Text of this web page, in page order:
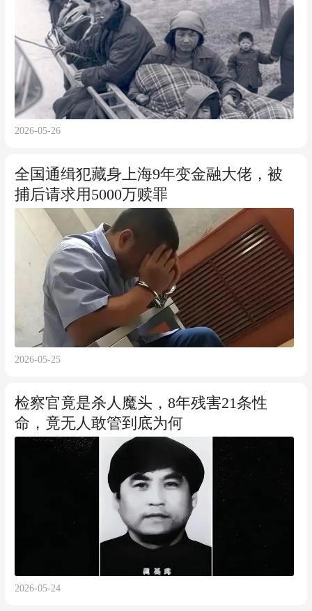
2026-05-26
全国通缉犯藏身上海9年变金融大佬，被
捕后请求用5000万赎罪
2026-05-25
检察官竟是杀人魔头，8年残害21条性
命，竟无人敢管到底为何
2026-05-24